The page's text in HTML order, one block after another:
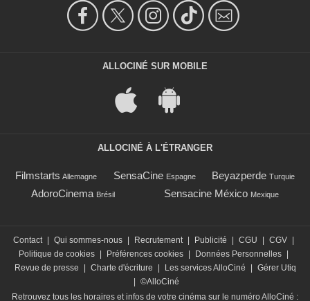
ALLOCINÉ SUR MOBILE
ALLOCINÉ À L'ÉTRANGER
Filmstarts Allemagne SensaCine Espagne Beyazperde Turquie
AdoroCinema Brésil Sensacine México Mexique
Contact Qui sommes-nous Recrutement Publicité CGU CGV
Politique de cookies
Préférences cookies Données Personnelles
Revue de presse
Charte d'écriture Les services AlloCiné
Gérer Utiq
©AlloCiné
Retrouvez tous les horaires et infos de votre cinéma sur le numéro AlloCiné :